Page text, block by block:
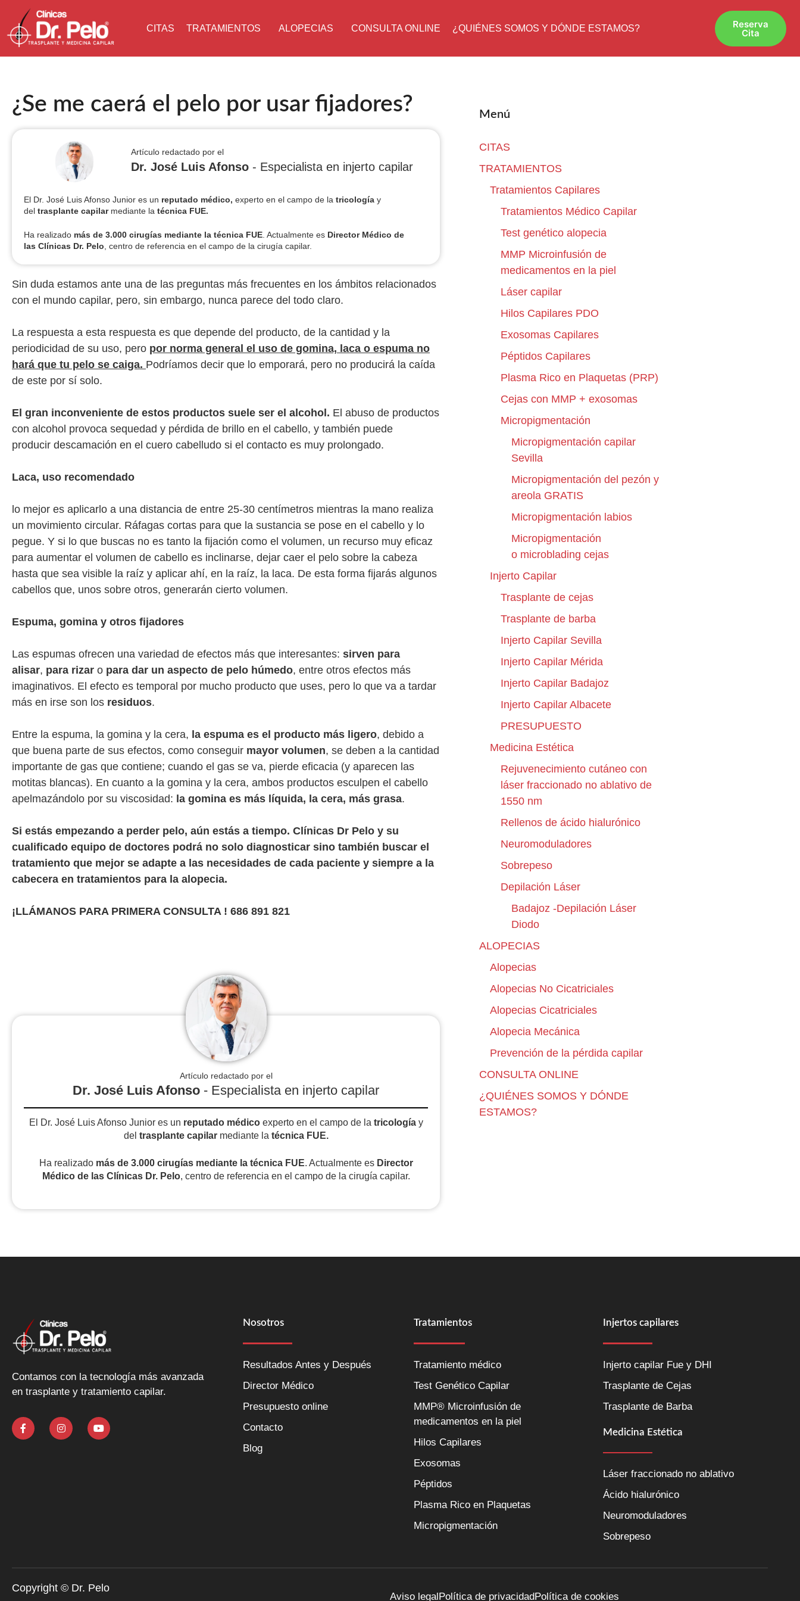
CITAS TRATAMIENTOS ALOPECIAS CONSULTA ONLINE ¿QUIÉNES SOMOS Y DÓNDE ESTAMOS? Reserva
Cita
¿Se me caerá el pelo por usar fijadores?
Artículo redactado por el
Dr. José Luis Afonso- Especialista en injerto capilar
El Dr. José Luis Afonso Junior es un reputado médico, experto en el campo de la tricología y
del trasplante capilar mediante la técnica FUE.
Ha realizado más de 3.000 cirugías mediante la técnica FUE . Actualmente es Director Médico de
las Clínicas Dr. Pelo , centro de referencia en el campo de la cirugía capilar.
Sin duda estamos ante una de las preguntas más frecuentes en los ámbitos relacionados
con el mundo capilar, pero, sin embargo, nunca parece del todo claro.
La respuesta a esta respuesta es que depende del producto, de la cantidad y la
periodicidad de su uso, pero por norma general el uso de gomina, laca o espuma no
hará que tu pelo se caiga. Podríamos decir que lo emporará, pero no producirá la caída
de este por sí solo.
El gran inconveniente de estos productos suele ser el alcohol. El abuso de productos
con alcohol provoca sequedad y pérdida de brillo en el cabello, y también puede
producir descamación en el cuero cabelludo si el contacto es muy prolongado.
Laca, uso recomendado
lo mejor es aplicarlo a una distancia de entre 25-30 centímetros mientras la mano realiza
un movimiento circular. Ráfagas cortas para que la sustancia se pose en el cabello y lo
pegue. Y si lo que buscas no es tanto la fijación como el volumen, un recurso muy eficaz
para aumentar el volumen de cabello es inclinarse, dejar caer el pelo sobre la cabeza
hasta que sea visible la raíz y aplicar ahí, en la raíz, la laca. De esta forma fijarás algunos
cabellos que, unos sobre otros, generarán cierto volumen.
Espuma, gomina y otros fijadores
Las espumas ofrecen una variedad de efectos más que interesantes: sirven para
alisar, para rizar o para dar un aspecto de pelo húmedo, entre otros efectos más
imaginativos. El efecto es temporal por mucho producto que uses, pero lo que va a tardar
más en irse son los residuos.
Entre la espuma, la gomina y la cera, la espuma es el producto más ligero, debido a
que buena parte de sus efectos, como conseguir mayor volumen, se deben a la cantidad
importante de gas que contiene; cuando el gas se va, pierde eficacia (y aparecen las
motitas blancas). En cuanto a la gomina y la cera, ambos productos esculpen el cabello
apelmazándolo por su viscosidad: la gomina es más líquida, la cera, más grasa.
Si estás empezando a perder pelo, aún estás a tiempo. Clínicas Dr Pelo y su
cualificado equipo de doctores podrá no solo diagnosticar sino también buscar el
tratamiento que mejor se adapte a las necesidades de cada paciente y siempre a la
cabecera en tratamientos para la alopecia.
¡LLÁMANOS PARA PRIMERA CONSULTA ! 686 891 821
Artículo redactado por el
Dr. José Luis Afonso - Especialista en injerto capilar
El Dr. José Luis Afonso Junior es un reputado médico experto en el campo de la tricología y
del trasplante capilar mediante la técnica FUE.
Ha realizado más de 3.000 cirugías mediante la técnica FUE. Actualmente es Director
Médico de las Clínicas Dr. Pelo, centro de referencia en el campo de la cirugía capilar.
Menú
CITAS
TRATAMIENTOS
Tratamientos Capilares
Tratamientos Médico Capilar
Test genético alopecia
MMP Microinfusión de
medicamentos en la piel
Láser capilar
Hilos Capilares PDO
Exosomas Capilares
Péptidos Capilares
Plasma Rico en Plaquetas (PRP)
Cejas con MMP + exosomas
Micropigmentación
Micropigmentación capilar
Sevilla
Micropigmentación del pezón y
areola GRATIS
Micropigmentación labios
Micropigmentación
o microblading cejas
Injerto Capilar
Trasplante de cejas
Trasplante de barba
Injerto Capilar Sevilla
Injerto Capilar Mérida
Injerto Capilar Badajoz
Injerto Capilar Albacete
PRESUPUESTO
Medicina Estética
Rejuvenecimiento cutáneo con
láser fraccionado no ablativo de
1550 nm
Rellenos de ácido hialurónico
Neuromoduladores
Sobrepeso
Depilación Láser
Badajoz -Depilación Láser
Diodo
ALOPECIAS
Alopecias
Alopecias No Cicatriciales
Alopecias Cicatriciales
Alopecia Mecánica
Prevención de la pérdida capilar
CONSULTA ONLINE
¿QUIÉNES SOMOS Y DÓNDE
ESTAMOS?
Contamos con la tecnología más avanzada
en trasplante y tratamiento capilar.
Nosotros
Resultados Antes y Después
Director Médico
Presupuesto online
Contacto
Blog
Tratamientos
Tratamiento médico
Test Genético Capilar
MMP® Microinfusión de
medicamentos en la piel
Hilos Capilares
Exosomas
Péptidos
Plasma Rico en Plaquetas
Micropigmentación
Injertos capilares
Injerto capilar Fue y DHI
Trasplante de Cejas
Trasplante de Barba
Medicina Estética
Láser fraccionado no ablativo
Ácido hialurónico
Neuromoduladores
Sobrepeso
Copyright © Dr. Pelo
Aviso legalPolítica de privacidadPolítica de cookies